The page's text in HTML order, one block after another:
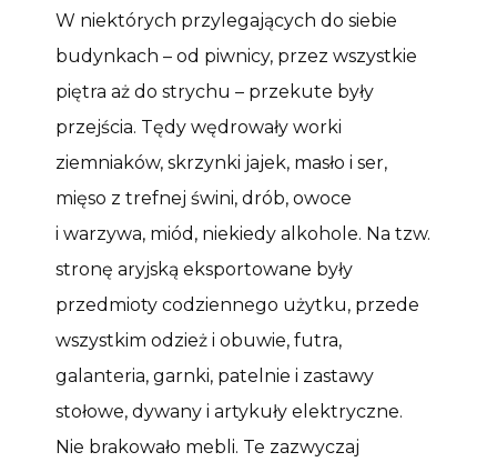
W niektórych przylegających do siebie
budynkach – od piwnicy, przez wszystkie
piętra aż do strychu – przekute były
przejścia. Tędy wędrowały worki
ziemniaków, skrzynki jajek, masło i ser,
mięso z trefnej świni, drób, owoce
i warzywa, miód, niekiedy alkohole. Na tzw.
stronę aryjską eksportowane były
przedmioty codziennego użytku, przede
wszystkim odzież i obuwie, futra,
galanteria, garnki, patelnie i zastawy
stołowe, dywany i artykuły elektryczne.
Nie brakowało mebli. Te zazwyczaj